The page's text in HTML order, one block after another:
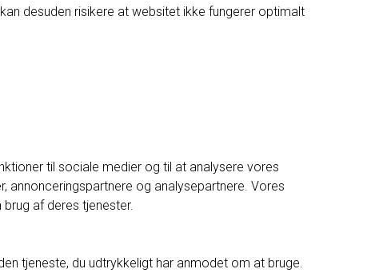
desuden risikere at websitet ikke fungerer optimalt
til sociale medier og til at analysere vores
annonceringspartnere og analysepartnere. Vores
af deres tjenester.
tjeneste, du udtrykkeligt har anmodet om at bruge.